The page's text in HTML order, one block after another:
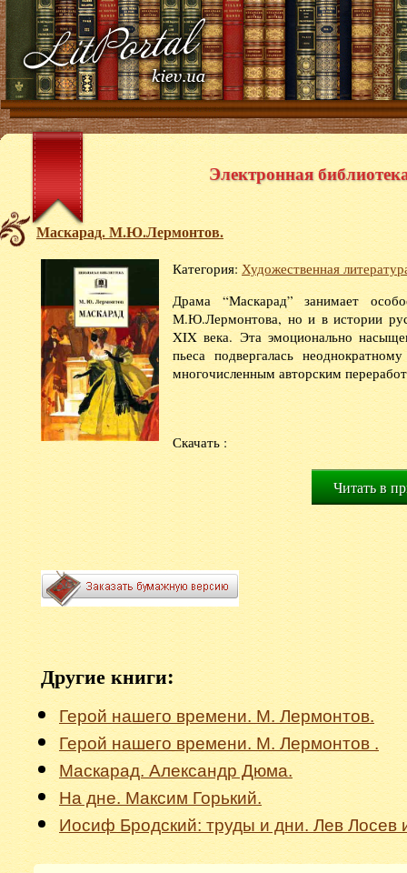
Электронная
Маскарад. М.Ю.Лермонтов.
Категория:Художественная
Драма “Маскарад” занимает
М.Ю.Лермонтова, но и в истории
XIX века. Эта эмоционально
пьеса подвергалась
многочисленным авторским
Скачать :
Читать в
Другие книги:
Герой нашего времени. М. Лермонтов.
Герой нашего времени. М. Лермонтов .
Маскарад. Александр Дюма.
На дне. Максим Горький.
Иосиф Бродский: труды и дни. Лев Лосев